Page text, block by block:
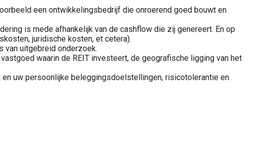
een ontwikkelingsbedrijf die onroerend goed bouwt en
is mede afhankelijk van de cashflow die zij genereert. En op
juridische kosten, et cetera).
van uitgebreid onderzoek.
waarin de REIT investeert, de geografische ligging van het
uw persoonlijke beleggingsdoelstellingen, risicotolerantie en